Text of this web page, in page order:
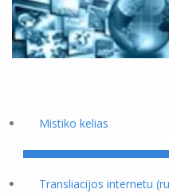
Mistiko kelias
Transliacijos internetu